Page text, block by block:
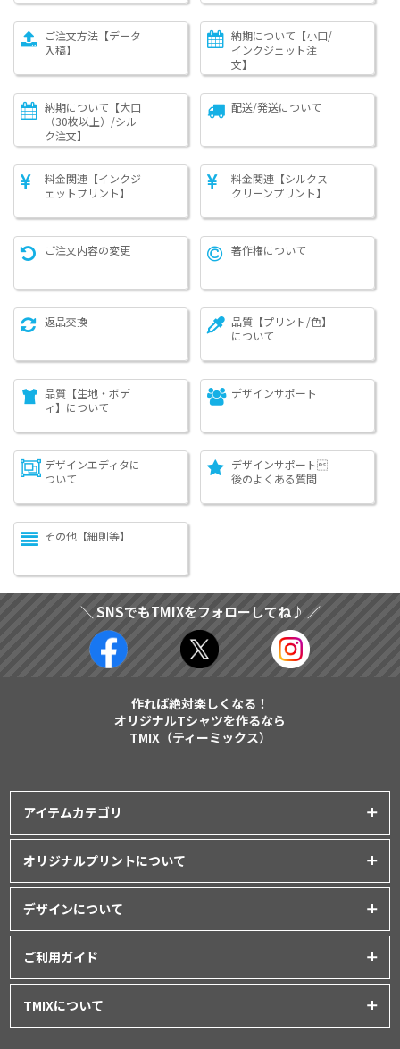
ご注文方法【データ
入稿】
納期について【小口/
インクジェット注
文】
納期について【大口
（30枚以上）/シル
ク注文】
配送/発送について
料金関連【インクジ
ェットプリント】
料金関連【シルクス
クリーンプリント】
ご注文内容の変更 著作権について
返品交換
品質【プリント/色】
について
品質【生地・ボデ
ィ】について
デザインサポート
デザインエディタに
ついて
デザインサポート
後のよくある質問
その他【細則等】
＼ SNSでもTMIXをフォローしてね♪ ／
作れば絶対楽しくなる！
オリジナルTシャツを作るなら
TMIX（ティーミックス）
アイテムカテゴリ
ポロシャツ│ スポーツウェア
パーカー・スウェット│ベビー服
バッグ・ポーチ
シャツ│ユニフォーム│パンツ
オリジナルプリントについて
シルクスクリーンプリント
昇華転写プリント
フルグラフィックプリント
デザインについて
デザインシミュレーター
データ入稿について
ご利用ガイド
TMIXについて